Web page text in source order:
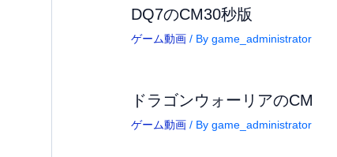
DQ7のCM30秒版
ゲーム動画 / By game_administrator
ドラゴンウォーリアのCM
ゲーム動画 / By game_administrator